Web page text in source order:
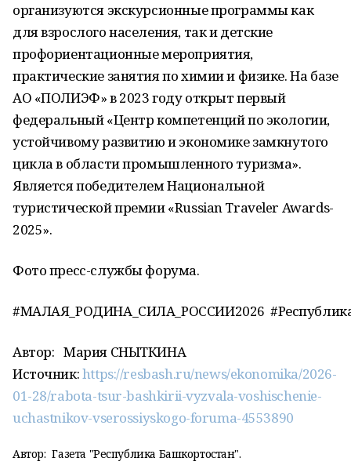
организуются экскурсионные программы как
для взрослого населения, так и детские
профориентационные мероприятия,
практические занятия по химии и физике. На базе
АО «ПОЛИЭФ» в 2023 году открыт первый
федеральный «Центр компетенций по экологии,
устойчивому развитию и экономике замкнутого
цикла в области промышленного туризма».
Является победителем Национальной
туристической премии «Russian Traveler Awards-
2025».
Фото пресс-службы форума.
#МАЛАЯ_РОДИНА_СИЛА_РОССИИ2026
Автор: Мария СНЫТКИНА
Источник:https://resbash.ru/news/ekonomika/2026-
01-28/rabota-tsur-bashkirii-vyzvala-voshischenie-
uchastnikov-vserossiyskogo-foruma-4553890
Автор: Газета "Республика Башкортостан".